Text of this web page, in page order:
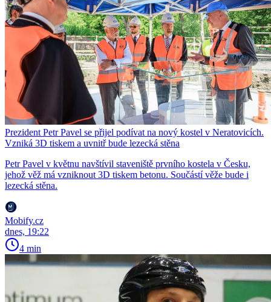
Prezident Petr Pavel se přijel podívat na nový kostel v Neratovicích.
Vzniká 3D tiskem a uvnitř bude lezecká stěna
Petr Pavel v květnu navštívil staveniště prvního kostela v Česku,
jehož věž má vzniknout 3D tiskem betonu. Součástí věže bude i
lezecká stěna.
Mobify.cz
dnes, 19:22
4 min